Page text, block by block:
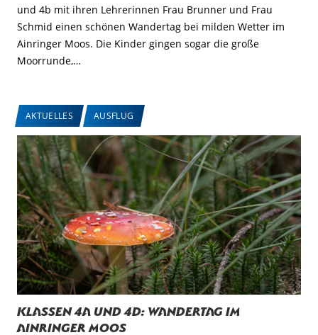
und 4b mit ihren Lehrerinnen Frau Brunner und Frau
Schmid einen schönen Wandertag bei milden Wetter im
Ainringer Moos. Die Kinder gingen sogar die große
Moorrunde,…
AKTUELLES AUSFLUG
Klassen 4a und 4d: Wandertag im
Ainringer Moos